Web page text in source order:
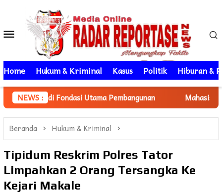
kontenMenu
Mobile
Home Hukum & Kriminal Kasus Politik Hiburan &
NEWS :
Utama Pembangunan Mahasiswa KKN Unhas
Beranda Hukum & Kriminal
Tipidum Reskrim Polres Tator
Limpahkan 2 Orang Tersangka Ke
Kejari Makale